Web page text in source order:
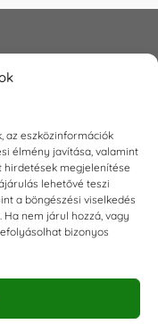
az eszközinformációk
élmény javítása, valamint
megjelenítése
lehetővé teszi
a böngészési viselkedés
nem járul hozzá, vagy
bizonyos